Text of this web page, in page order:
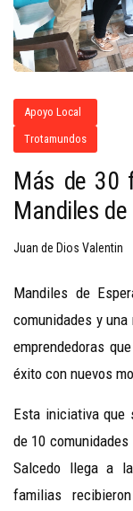
Apoyo Local
Trotamundos
Más de 30
Mandiles
Juan de Dios Valentin
Mandiles de
comunidades y
emprendedoras
éxito con nuevos
Esta iniciativa que
de 10
Salcedo llega a
familias